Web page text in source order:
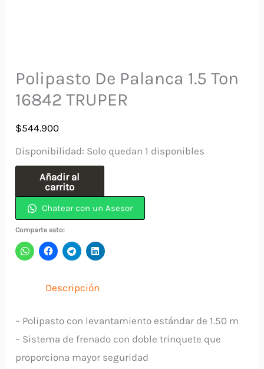
Polipasto De Palanca 1.5 Ton
16842 TRUPER
$544.900
Disponibilidad: Solo quedan 1 disponibles
Polipasto
Palanca
1.5
Ton
TRUPER
Añadir al
carrito
Chatear con un Asesor
Comparte esto:
Descripción
– Polipasto con levantamiento estándar de 1.50 m
– Sistema de frenado con doble trinquete que
proporciona mayor seguridad